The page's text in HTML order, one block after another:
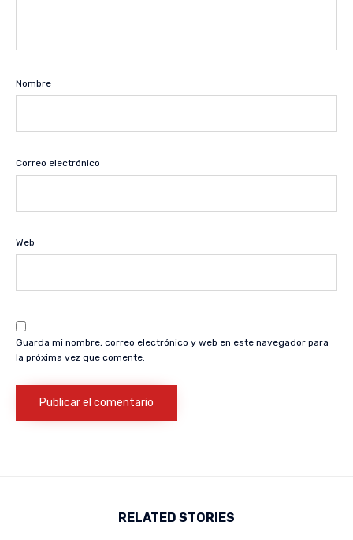
Nombre
Correo electrónico
Web
Guarda mi nombre, correo electrónico y web en este navegador para
la próxima vez que comente.
RELATED STORIES